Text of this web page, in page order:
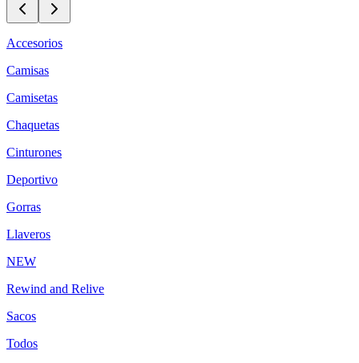
Accesorios
Camisas
Camisetas
Chaquetas
Cinturones
Deportivo
Gorras
Llaveros
NEW
Rewind and Relive
Sacos
Todos